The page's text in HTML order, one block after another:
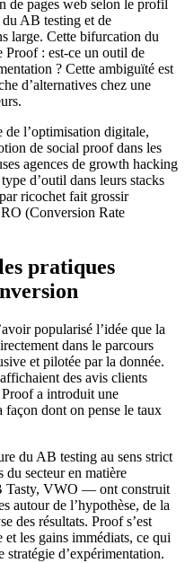
de pages web selon le profil
AB testing et de
large. Cette bifurcation du
Proof : est-ce un outil de
? Cette ambiguïté est
d’alternatives chez une
de l’optimisation digitale,
de social proof dans les
agences de growth hacking
d’outil dans leurs stacks
ricochet fait grossir
(Conversion Rate
pratiques
popularisé l’idée que la
dans le parcours
et pilotée par la donnée.
des avis clients
Proof a introduit une
façon dont on pense le taux
du AB testing au sens strict
du secteur en matière
Tasty, VWO — ont construit
autour de l’hypothèse, de la
des résultats. Proof s’est
les gains immédiats, ce qui
d’expérimentation.